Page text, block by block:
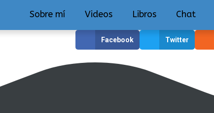
Sobre mí Videos Libros Chat
Facebook Twitter